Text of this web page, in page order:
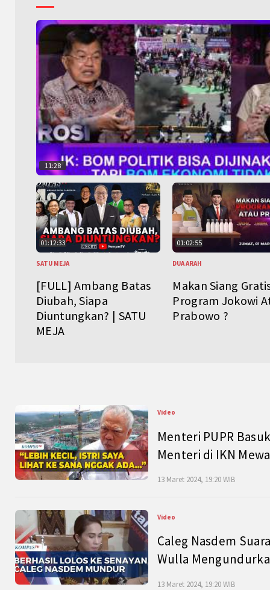
11:28
01:12:33
SATU MEJA
[FULL] Ambang Batas
Diubah, Siapa
Diuntungkan? | SATU
MEJA
01:02:55
DUA ARAH
Makan Siang
Program Jokowi
Prabowo ?
Video
Menteri PUPR
Menteri di IKN
13 Maret 2024, 19:20 WIB
Video
Caleg Nasdem
Wulla
13 Maret 2024, 19:20 WIB